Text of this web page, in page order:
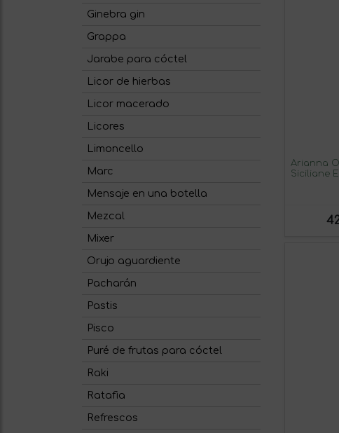
Ginebra gin
Grappa
Jarabe para cóctel
Licor de hierbas
Licor macerado
Licores
Limoncello
Marc
Mensaje en una botella
Mezcal
Mixer
Orujo aguardiente
Pacharán
Pastis
Pisco
Puré de frutas para cóctel
Raki
Ratafia
Refrescos
Arianna
Siciliane